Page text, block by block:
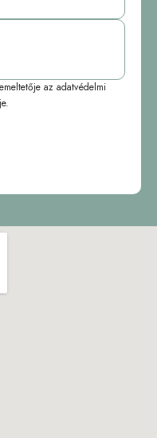
az adatvédelmi